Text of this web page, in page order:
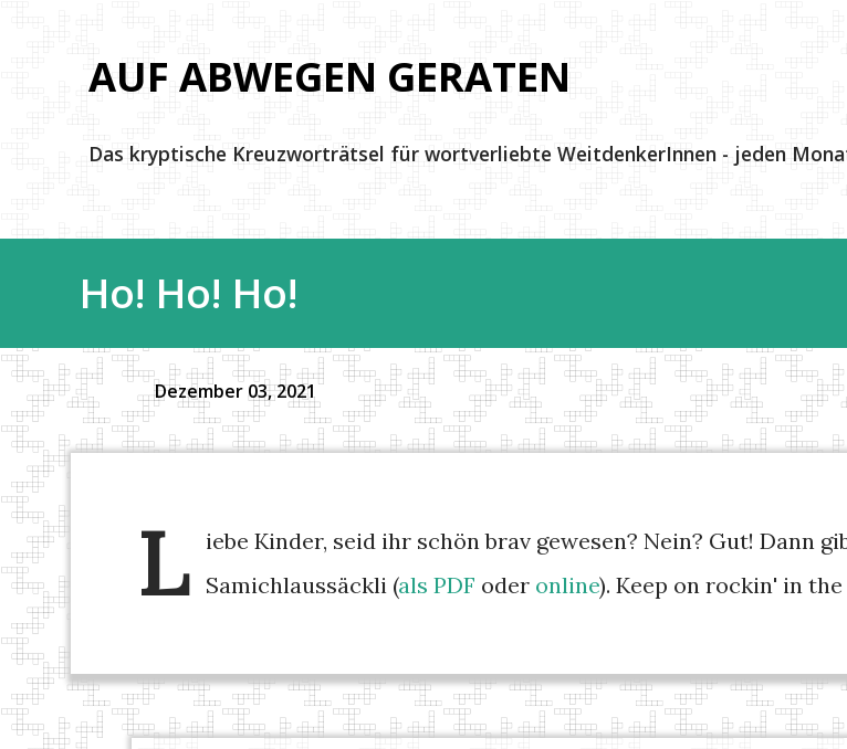
Direkt zum
AUF ABWEGEN GERATEN
Das kryptische Kreuzworträtsel für wortverliebte WeitdenkerInnen - jeden
Ho! Ho! Ho!
Dezember 03, 2021
L
iebe Kinder, seid ihr schön brav gewesen? Nein? Gut! Dann
Samichlaussäckli (als PDF oder online). Keep on rockin' in